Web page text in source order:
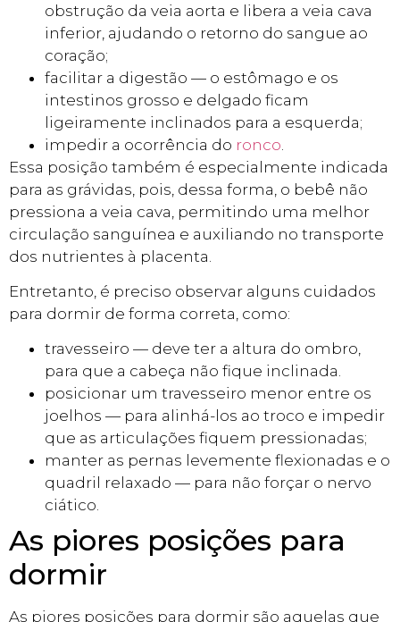
obstrução da veia aorta e libera a veia cava
inferior, ajudando o retorno do sangue ao
coração;
facilitar a digestão — o estômago e os
intestinos grosso e delgado ficam
ligeiramente inclinados para a esquerda;
impedir a ocorrência do ronco
Essa posição também é especialmente indicada
para as grávidas, pois, dessa forma, o bebê não
pressiona a veia cava, permitindo uma melhor
circulação sanguínea e auxiliando no transporte
dos nutrientes à placenta.
Entretanto, é preciso observar alguns cuidados
para dormir de forma correta, como:
travesseiro — deve ter a altura do ombro,
para que a cabeça não fique inclinada.
posicionar um travesseiro menor entre os
joelhos — para alinhá-los ao troco e impedir
que as articulações fiquem pressionadas;
manter as pernas levemente flexionadas e o
quadril relaxado — para não forçar o nervo
ciático.
As piores posições para
dormir
As piores posições para dormir são aquelas que